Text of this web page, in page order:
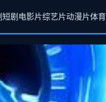
短剧 电影片综艺片动漫片体育